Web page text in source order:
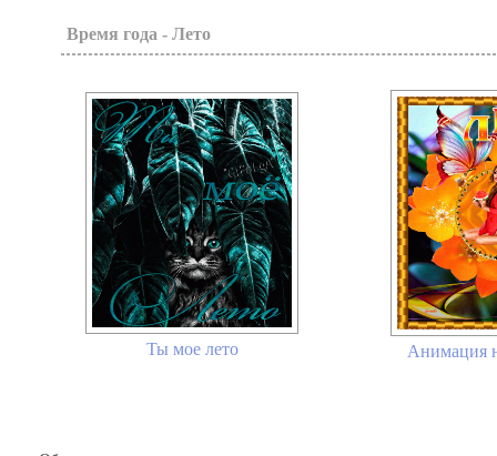
Время года - Лето
Ты мое лето Анимация